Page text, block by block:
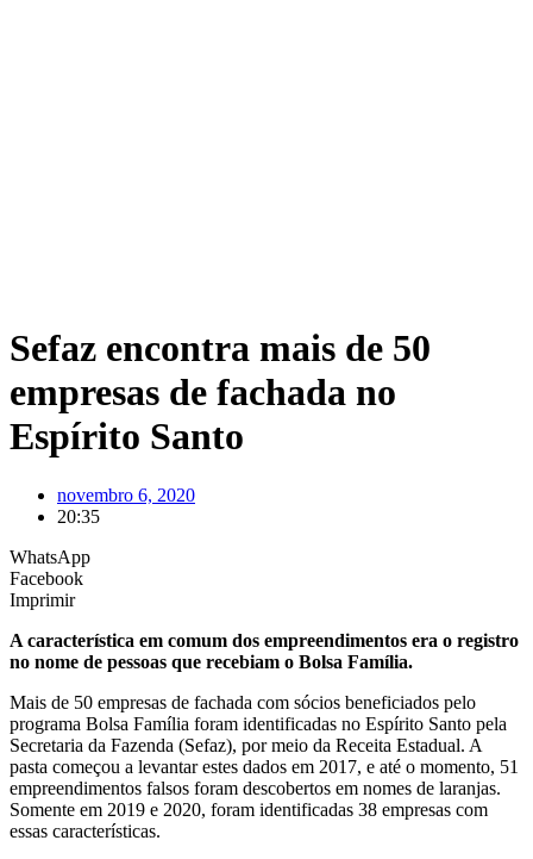
Sefaz encontra mais de 50
empresas de fachada no
Espírito Santo
novembro 6, 2020
20:35
WhatsApp
Facebook
Imprimir
A característica em comum dos empreendimentos era o registro
no nome de pessoas que recebiam o Bolsa Família.
Mais de 50 empresas de fachada com sócios beneficiados pelo
programa Bolsa Família foram identificadas no Espírito Santo pela
Secretaria da Fazenda (Sefaz), por meio da Receita Estadual. A
pasta começou a levantar estes dados em 2017, e até o momento, 51
empreendimentos falsos foram descobertos em nomes de laranjas.
Somente em 2019 e 2020, foram identificadas 38 empresas com
essas características.